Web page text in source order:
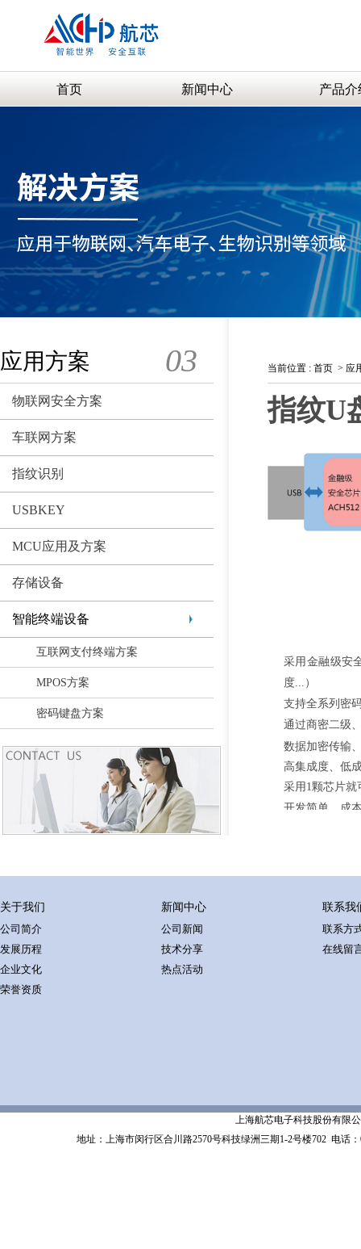
首页 新闻中心 产品介
应用方案 03
物联网安全方案
车联网方案
指纹识别
USBKEY
MCU应用及方案
存储设备
智能终端设备
互联网支付终端方案
MPOS方案
密码键盘方案
当前位置 : 首页 > 应
指纹U
采用金融级安
度... ）
支持全系列密
通过商密二级
数据加密传输
高集成度、低
采用 1颗芯片就
开发简单，成
关于我们
公司简介
发展历程
企业文化
荣誉资质
新闻中心
公司新闻
技术分享
热点活动
联系我
联系方
在线留
上海航芯电子科技股份有限公
地址：上海市闵行区合川路2570号科技绿洲三期1-2号楼702 电话